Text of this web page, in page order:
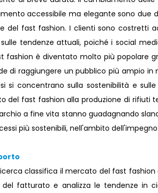
accessibile ma elegante sono due
del fast fashion. I clienti sono costretti
tendenze attuali, poiché i social
fashion è diventato molto più popolare
di raggiungere un pubblico più ampio
si concentrano sulla sostenibilità e
del fast fashion alla produzione di rifiuti
a fine vita stanno guadagnando
più sostenibili, nell'ambito
classifica il mercato del fast
fatturato e analizza le tendenze in